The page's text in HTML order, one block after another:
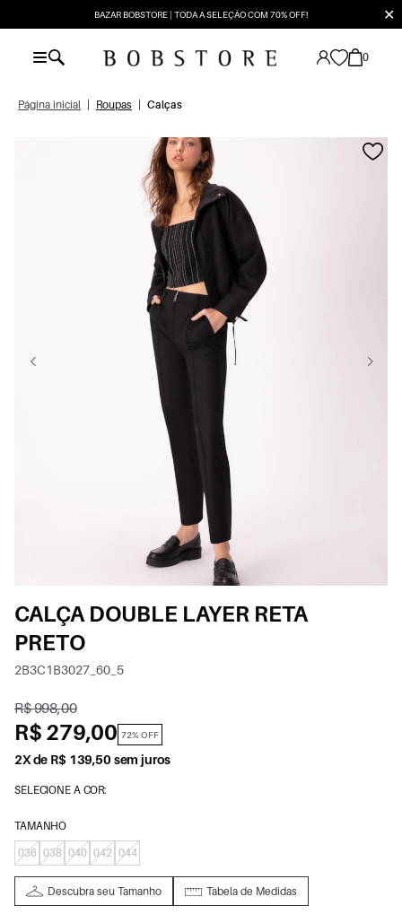
BAZAR BOBSTORE | TODA A SELEÇÃO COM 70% OFF! ✕
0
Página inicial Roupas Calças
CALÇA DOUBLE LAYER RETA
PRETO
2B3C1B3027_60_5
R$ 998,00
R$ 279,00 72% OFF
2X de R$ 139,50 sem juros
SELECIONE A COR:
TAMANHO
036 038 040 042 044
Descubra seu Tamanho Tabela de Medidas